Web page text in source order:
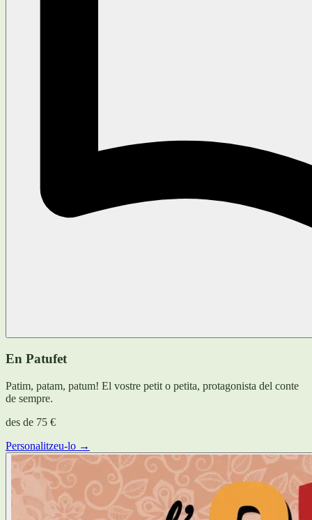
En Patufet
Patim, patam, patum! El vostre petit o petita, protagonista del conte
de sempre.
des de 75 €
Personalitzeu-lo →